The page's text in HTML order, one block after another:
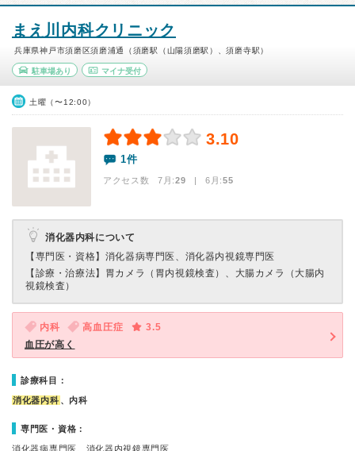
まえ川内科クリニック
兵庫県神戸市須磨区須磨浦通（須磨駅（山陽須磨駅）、須磨寺駅）
駐車場あり マイナ受付
土曜（〜12:00）
3.10
1件
アクセス数 7月:29 | 6月:55
消化器内科について
【専門医・資格】 消化器病専門医、消化器内視鏡専門医
【診療・治療法】 胃カメラ（胃内視鏡検査）、大腸カメラ（大腸内
視鏡検査）
内科 高血圧症
3.5
血圧が高く
診療科目：
消化器内科 、内科
専門医・資格：
消化器病専門医、消化器内視鏡専門医